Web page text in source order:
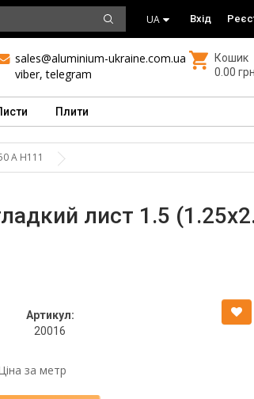
UA Вхід
sales@aluminium-ukraine.com.ua
viber,telegram
Кошик
0.00 грн
Плити
А Н111
лист 1.5
Артикул:
20016
за метр